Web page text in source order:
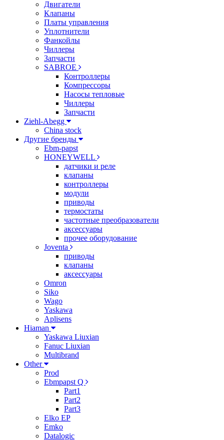
Двигатели
Клапаны
Платы управления
Уплотнители
Фанкойлы
Чиллеры
Запчасти
SABROE
Контроллеры
Компрессоры
Насосы тепловые
Чиллеры
Запчасти
Ziehl-Abegg
China stock
Другие бренды
Ebm-papst
HONEYWELL
датчики и реле
клапаны
контроллеры
модули
приводы
термостаты
частотные преобразователи
аксессуары
прочее оборудование
Joventa
приводы
клапаны
аксессуары
Omron
Siko
Wago
Yaskawa
Aplisens
Hiaman
Yaskawa Liuxian
Fanuc Liuxian
Multibrand
Other
Prod
Ebmpapst Q
Part1
Part2
Part3
Elko EP
Emko
Datalogic